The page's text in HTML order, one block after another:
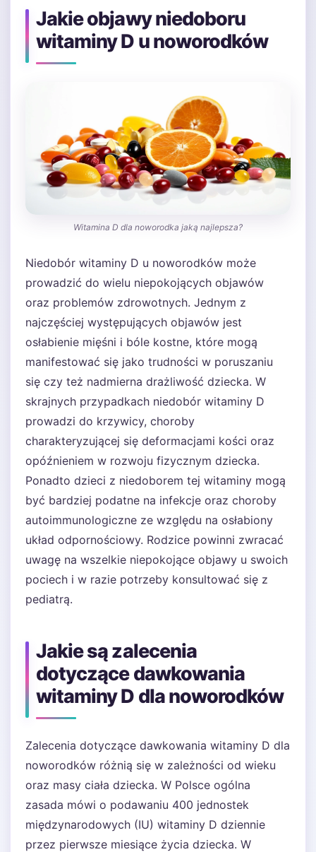
Jakie objawy niedoboru
witaminy D u noworodków
Witamina D dla noworodka jaką najlepsza?
Niedobór witaminy D u noworodków może
prowadzić do wielu niepokojących objawów
oraz problemów zdrowotnych. Jednym z
najczęściej występujących objawów jest
osłabienie mięśni i bóle kostne, które mogą
manifestować się jako trudności w poruszaniu
się czy też nadmierna drażliwość dziecka. W
skrajnych przypadkach niedobór witaminy D
prowadzi do krzywicy, choroby
charakteryzującej się deformacjami kości oraz
opóźnieniem w rozwoju fizycznym dziecka.
Ponadto dzieci z niedoborem tej witaminy mogą
być bardziej podatne na infekcje oraz choroby
autoimmunologiczne ze względu na osłabiony
układ odpornościowy. Rodzice powinni zwracać
uwagę na wszelkie niepokojące objawy u swoich
pociech i w razie potrzeby konsultować się z
pediatrą.
Jakie są zalecenia
dotyczące dawkowania
witaminy D dla noworodków
Zalecenia dotyczące dawkowania witaminy D dla
noworodków różnią się w zależności od wieku
oraz masy ciała dziecka. W Polsce ogólna
zasada mówi o podawaniu 400 jednostek
międzynarodowych (IU) witaminy D dziennie
przez pierwsze miesiące życia dziecka. W